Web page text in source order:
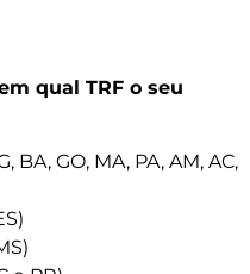
qual TRF o seu
BA, GO, MA, PA, AM, AC,